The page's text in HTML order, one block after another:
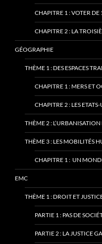
CHAPITRE 1 : VOTER
CHAPITRE 2 : LA
GÉOGRAPHIE
THÈME 1 : DES ESPACES
CHAPITRE 1 : MERS ET
CHAPITRE 2 : LES
THÈME 2 :
THÈME 3 : LES MOBILITÉS
CHAPITRE 1 : UN
EMC
THÈME 1 : DROIT ET
PARTIE 1 : PAS DE
PARTIE 2 : LA JUSTICE